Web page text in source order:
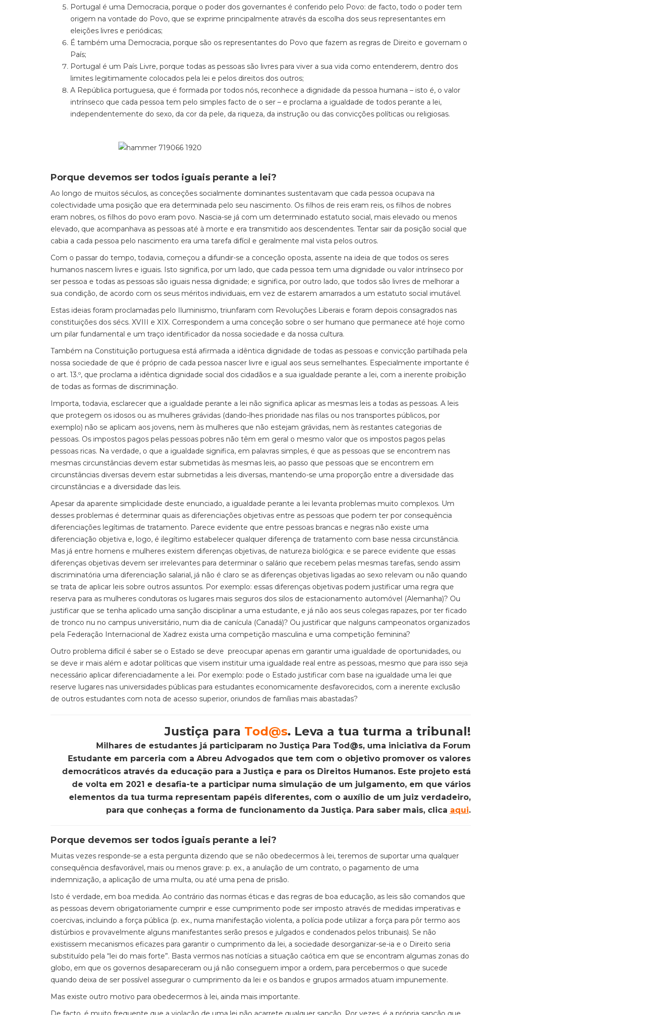
Portugal é uma Democracia, porque o poder dos governantes é conferido pelo Povo: de facto, todo o poder tem
origem na vontade do Povo, que se exprime principalmente através da escolha dos seus representantes em
eleições livres e periódicas;
É também uma Democracia, porque são os representantes do Povo que fazem as regras de Direito e governam o
País;
Portugal é um País Livre, porque todas as pessoas são livres para viver a sua vida como entenderem, dentro dos
limites legitimamente colocados pela lei e pelos direitos dos outros;
A República portuguesa, que é formada por todos nós, reconhece a dignidade da pessoa humana – isto é, o valor
intrínseco que cada pessoa tem pelo simples facto de o ser – e proclama a igualdade de todos perante a lei,
independentemente do sexo, da cor da pele, da riqueza, da instrução ou das convicções políticas ou religiosas.
Porque devemos ser todos iguais perante a lei?
Ao longo de muitos séculos, as conceções socialmente dominantes sustentavam que cada pessoa ocupava na
colectividade uma posição que era determinada pelo seu nascimento. Os filhos de reis eram reis, os filhos de nobres
eram nobres, os filhos do povo eram povo. Nascia-se já com um determinado estatuto social, mais elevado ou menos
elevado, que acompanhava as pessoas até à morte e era transmitido aos descendentes. Tentar sair da posição social que
cabia a cada pessoa pelo nascimento era uma tarefa difícil e geralmente mal vista pelos outros.
Com o passar do tempo, todavia, começou a difundir-se a conceção oposta, assente na ideia de que todos os seres
humanos nascem livres e iguais. Isto significa, por um lado, que cada pessoa tem uma dignidade ou valor intrínseco por
ser pessoa e todas as pessoas são iguais nessa dignidade; e significa, por outro lado, que todos são livres de melhorar a
sua condição, de acordo com os seus méritos individuais, em vez de estarem amarrados a um estatuto social imutável.
Estas ideias foram proclamadas pelo Iluminismo, triunfaram com Revoluções Liberais e foram depois consagrados nas
constituições dos sécs. XVIII e XIX. Correspondem a uma conceção sobre o ser humano que permanece até hoje como
um pilar fundamental e um traço identificador da nossa sociedade e da nossa cultura.
Também na Constituição portuguesa está afirmada a idêntica dignidade de todas as pessoas e convicção partilhada pela
nossa sociedade de que é próprio de cada pessoa nascer livre e igual aos seus semelhantes. Especialmente importante é
o art. 13.º, que proclama a idêntica dignidade social dos cidadãos e a sua igualdade perante a lei, com a inerente proibição
de todas as formas de discriminação.
Importa, todavia, esclarecer que a igualdade perante a lei não significa aplicar as mesmas leis a todas as pessoas. A leis
que protegem os idosos ou as mulheres grávidas (dando-lhes prioridade nas filas ou nos transportes públicos, por
exemplo) não se aplicam aos jovens, nem às mulheres que não estejam grávidas, nem às restantes categorias de
pessoas. Os impostos pagos pelas pessoas pobres não têm em geral o mesmo valor que os impostos pagos pelas
pessoas ricas. Na verdade, o que a igualdade significa, em palavras simples, é que as pessoas que se encontrem nas
mesmas circunstâncias devem estar submetidas às mesmas leis, ao passo que pessoas que se encontrem em
circunstâncias diversas devem estar submetidas a leis diversas, mantendo-se uma proporção entre a diversidade das
circunstâncias e a diversidade das leis.
Apesar da aparente simplicidade deste enunciado, a igualdade perante a lei levanta problemas muito complexos. Um
desses problemas é determinar quais as diferenciações objetivas entre as pessoas que podem ter por consequência
diferenciações legítimas de tratamento. Parece evidente que entre pessoas brancas e negras não existe uma
diferenciação objetiva e, logo, é ilegítimo estabelecer qualquer diferença de tratamento com base nessa circunstância.
Mas já entre homens e mulheres existem diferenças objetivas, de natureza biológica: e se parece evidente que essas
diferenças objetivas devem ser irrelevantes para determinar o salário que recebem pelas mesmas tarefas, sendo assim
discriminatória uma diferenciação salarial, já não é claro se as diferenças objetivas ligadas ao sexo relevam ou não quando
se trata de aplicar leis sobre outros assuntos. Por exemplo: essas diferenças objetivas podem justificar uma regra que
reserva para as mulheres condutoras os lugares mais seguros dos silos de estacionamento automóvel (Alemanha)? Ou
justificar que se tenha aplicado uma sanção disciplinar a uma estudante, e já não aos seus colegas rapazes, por ter ficado
de tronco nu no campus universitário, num dia de canícula (Canadá)? Ou justificar que nalguns campeonatos organizados
pela Federação Internacional de Xadrez exista uma competição masculina e uma competição feminina?
Outro problema difícil é saber se o Estado se deve preocupar apenas em garantir uma igualdade de oportunidades, ou
se deve ir mais além e adotar políticas que visem instituir uma igualdade real entre as pessoas, mesmo que para isso seja
necessário aplicar diferenciadamente a lei. Por exemplo: pode o Estado justificar com base na igualdade uma lei que
reserve lugares nas universidades públicas para estudantes economicamente desfavorecidos, com a inerente exclusão
de outros estudantes com nota de acesso superior, oriundos de famílias mais abastadas?
Justiça para Tod@s. Leva a tua turma a tribunal!
Milhares de estudantes já participaram no Justiça Para Tod@s, uma iniciativa da Forum
Estudante em parceria com a Abreu Advogados que tem com o objetivo promover os valores
democráticos através da educação para a Justiça e para os Direitos Humanos. Este projeto está
de volta em 2021 e desafia-te a participar numa simulação de um julgamento, em que vários
elementos da tua turma representam papéis diferentes, com o auxílio de um juiz verdadeiro,
para que conheças a forma de funcionamento da Justiça. Para saber mais, clica aqui.
Porque devemos ser todos iguais perante a lei?
Muitas vezes responde-se a esta pergunta dizendo que se não obedecermos à lei, teremos de suportar uma qualquer
consequência desfavorável, mais ou menos grave: p. ex., a anulação de um contrato, o pagamento de uma
indemnização, a aplicação de uma multa, ou até uma pena de prisão.
Isto é verdade, em boa medida. Ao contrário das normas éticas e das regras de boa educação, as leis são comandos que
as pessoas devem obrigatoriamente cumprir e esse cumprimento pode ser imposto através de medidas imperativas e
coercivas, incluindo a força pública (p. ex., numa manifestação violenta, a polícia pode utilizar a força para pôr termo aos
distúrbios e provavelmente alguns manifestantes serão presos e julgados e condenados pelos tribunais). Se não
existissem mecanismos eficazes para garantir o cumprimento da lei, a sociedade desorganizar-se-ia e o Direito seria
substituído pela “lei do mais forte”. Basta vermos nas notícias a situação caótica em que se encontram algumas zonas do
globo, em que os governos desapareceram ou já não conseguem impor a ordem, para percebermos o que sucede
quando deixa de ser possível assegurar o cumprimento da lei e os bandos e grupos armados atuam impunemente.
Mas existe outro motivo para obedecermos à lei, ainda mais importante.